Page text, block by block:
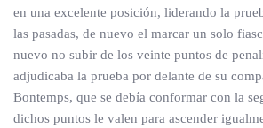
en una excelente posición, liderando la
las pasadas, de nuevo el marcar un solo
nuevo no subir de los veinte puntos de
adjudicaba la prueba por delante de su
Bontemps, que se debía conformar con la
dichos puntos le valen para ascender